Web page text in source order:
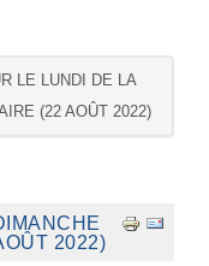
LE LUNDI DE LA
(22 AOÛT 2022)
2022)